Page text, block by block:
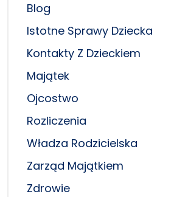
Blog
Istotne Sprawy Dziecka
Kontakty Z Dzieckiem
Majątek
Ojcostwo
Rozliczenia
Władza Rodzicielska
Zarząd Majątkiem
Zdrowie